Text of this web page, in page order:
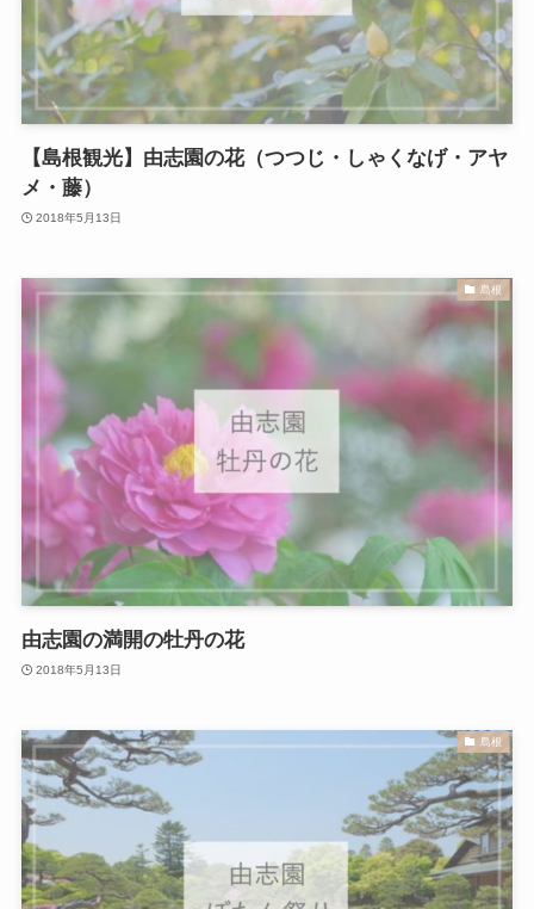
【島根観光】由志園の花（つつじ・しゃくなげ・アヤ
メ・藤）
2018年5月13日
島根
由志園の満開の牡丹の花
2018年5月13日
島根